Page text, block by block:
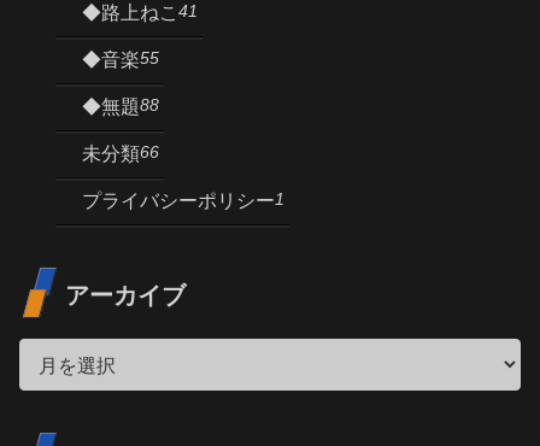
◆路上ねこ41
◆音楽55
◆無題88
未分類66
プライバシーポリシー1
アーカイブ